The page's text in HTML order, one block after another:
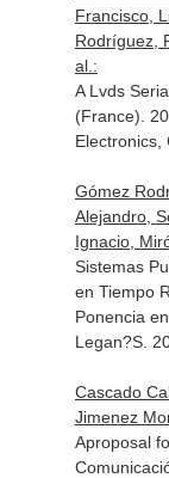
Francisco,
Rodríguez,
al.:
A Lvds
(France).
Electronics,
Gómez
Alejandro,
Ignacio,
Sistemas
en Tiempo
Ponencia
Legan?S.
Cascado
Jimenez
Aproposal